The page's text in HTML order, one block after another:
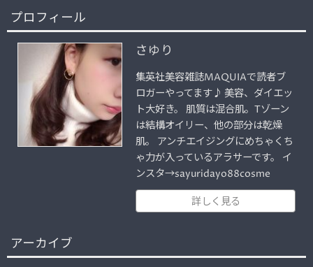
プロフィール
さゆり
集英社美容雑誌MAQUIAで読者ブ
ロガーやってます♪ 美容、ダイエッ
ト大好き。 肌質は混合肌。Tゾーン
は結構オイリー、他の部分は乾燥
肌。 アンチエイジングにめちゃくち
ゃ力が入っているアラサーです。 イ
ンスタ→sayuridayo88cosme
詳しく見る
アーカイブ